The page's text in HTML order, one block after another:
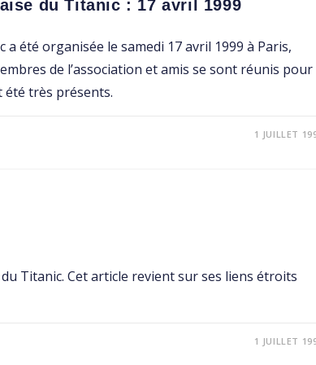
du Titanic : 17 avril 1999
été organisée le samedi 17 avril 1999 à Paris,
de l’association et amis se sont réunis pour
été très présents.
1 JUILLET
Titanic. Cet article revient sur ses liens étroits
1 JUILLET